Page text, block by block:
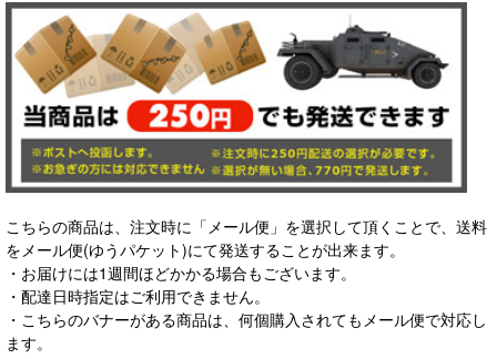
こちらの商品は、注文時に「メール便」を選択して頂くことで、送料
をメール便(ゆうパケット)にて発送することが出来ます。
・お届けには1週間ほどかかる場合もございます。
・配達日時指定はご利用できません。
・こちらのバナーがある商品は、何個購入されてもメール便で対応し
ます。